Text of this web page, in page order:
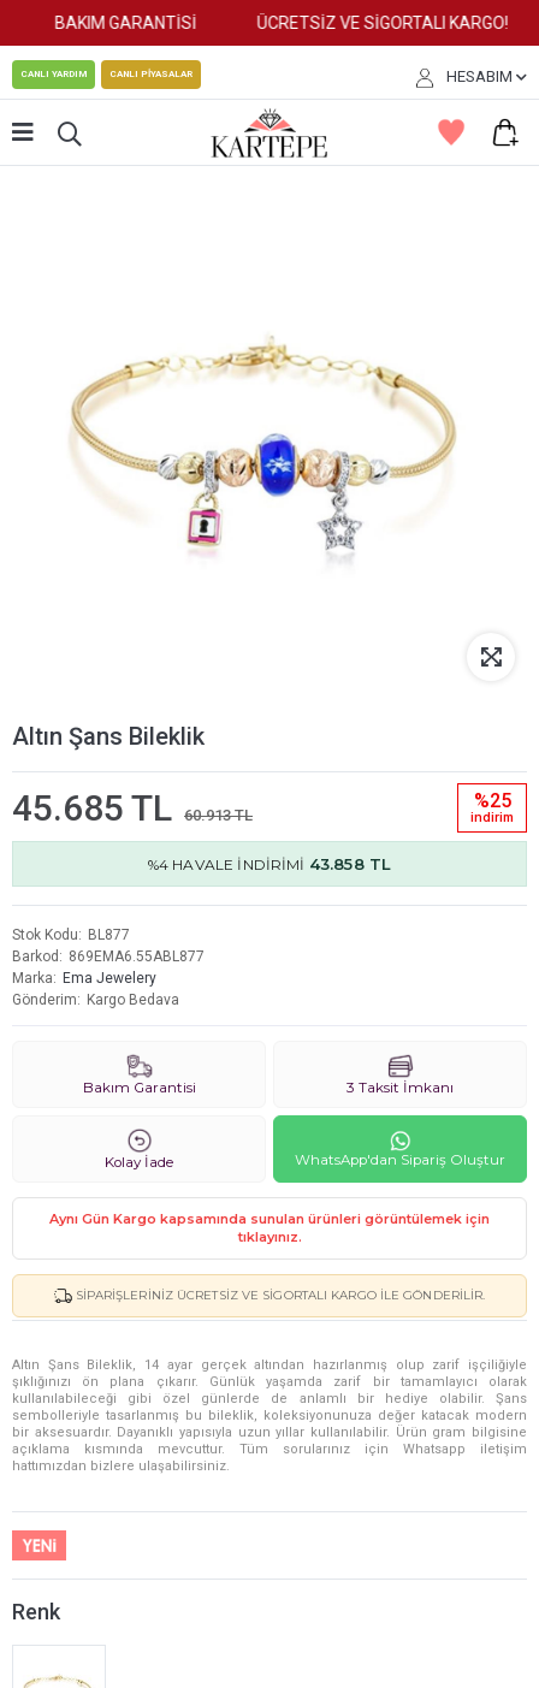
BAKIM GARANTİSİ ÜCRETSİZ VE SİGORTALI KARGO!
CANLI YARDIM CANLI PİYASALAR HESABIM
Altın Şans Bileklik
45.685 TL 60.913 TL
%25
i̇ndi̇ri̇m
%4 HAVALE İNDİRİMİ 43.858 TL
Stok Kodu
BL877
Barkod
869EMA6.55ABL877
Marka
Ema Jewelery
Gönderim
Kargo Bedava
Bakım Garantisi 3 Taksit İmkanı
Kolay İade WhatsApp'dan Sipariş Oluştur
Aynı Gün Kargo kapsamında sunulan ürünleri görüntülemek için
tıklayınız.
SIPARIŞLERINIZ ÜCRETSIZ VE SIGORTALI KARGO ILE GÖNDERILIR.
Altın Şans Bileklik, 14 ayar gerçek altından hazırlanmış olup zarif işçiliğiyle
şıklığınızı ön plana çıkarır. Günlük yaşamda zarif bir tamamlayıcı olarak
kullanılabileceği gibi özel günlerde de anlamlı bir hediye olabilir. Şans
sembolleriyle tasarlanmış bu bileklik, koleksiyonunuza değer katacak modern
bir aksesuardır. Dayanıklı yapısıyla uzun yıllar kullanılabilir. Ürün gram bilgisine
açıklama kısmında mevcuttur. Tüm sorularınız için Whatsapp iletişim
hattımızdan bizlere ulaşabilirsiniz.
Renk